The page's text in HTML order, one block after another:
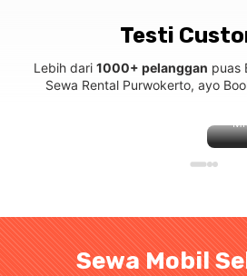
Testi
Lebih dari 1000+ pelanggan puas
Sewa Rental Purwokerto, ayo
Sewa Mobil